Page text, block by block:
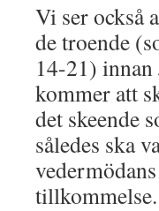
Vi ser också
de troende
14-21) innan
kommer att
det skeende
således ska
tillkommelse.